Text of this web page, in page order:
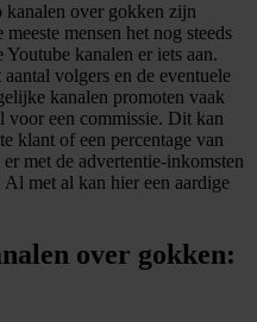
kanalen over gokken zijn
mensen het nog steeds
kanalen er iets aan.
volgers en de eventuele
kanalen promoten vaak
voor een commissie. Dit kan
klant of een percentage van
met de advertentie-inkomsten
met al kan hier een aardige
over gokken: